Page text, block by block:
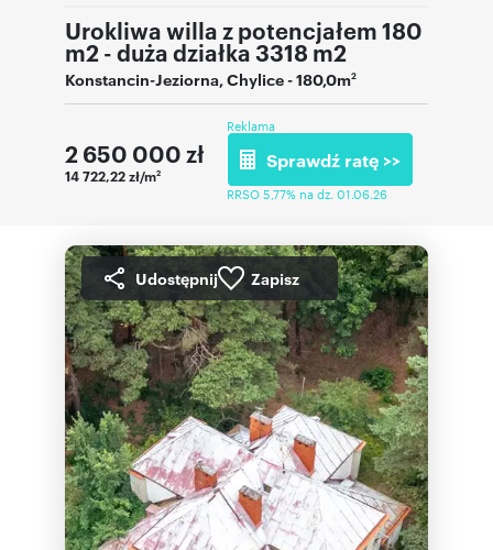
Urokliwa willa z potencjałem 180
m2 - duża działka 3318 m2
Konstancin-Jeziorna,Chylice- 180,0m2
2 650 000 zł
14 722,22 zł/m2
Reklama
Sprawdź ratę >>
RRSO 5,77% na dz. 01.06.26
Udostępnij Zapisz